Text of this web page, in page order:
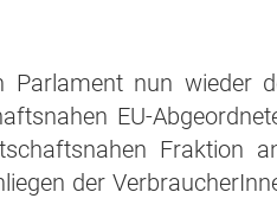
Parlament nun wieder
EU-
Fraktion
der